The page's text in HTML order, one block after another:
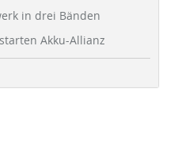
in drei Bänden
Akku-Allianz